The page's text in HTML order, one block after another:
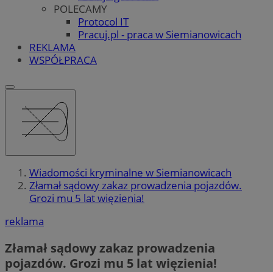
POLECAMY
Protocol IT
Pracuj.pl - praca w Siemianowicach
REKLAMA
WSPÓŁPRACA
Wiadomości kryminalne w Siemianowicach
Złamał sądowy zakaz prowadzenia pojazdów.
Grozi mu 5 lat więzienia!
reklama
Złamał sądowy zakaz prowadzenia
pojazdów. Grozi mu 5 lat więzienia!